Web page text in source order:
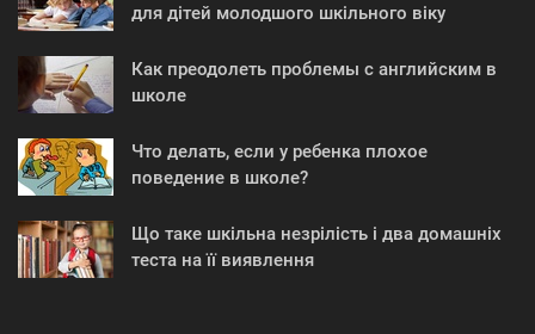
для дітей молодшого шкільного віку
Как преодолеть проблемы с английским в
школе
Что делать, если у ребенка плохое
поведение в школе?
Що таке шкільна незрілість і два домашніх
теста на її виявлення